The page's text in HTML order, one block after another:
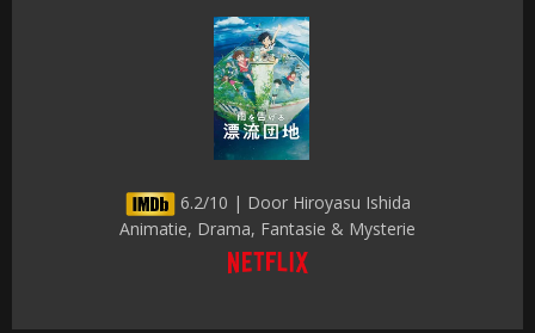
6.2/10 | Door Hiroyasu Ishida
Animatie, Drama, Fantasie & Mysterie